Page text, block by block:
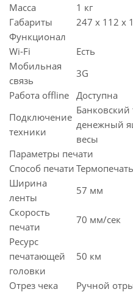
Масса
1 кг
Габариты
247 х 112 х
Функционал
Wi-Fi
Есть
Мобильная
связь
3G
Работа offline
Доступна
Подключение
техники
денежный
весы
Параметры печати
Способ печати Термопечать
Ширина
ленты
57 мм
Скорость
печати
70 мм/сек
Ресурс
печатающей
головки
50 км
Отрез чека
Ручной